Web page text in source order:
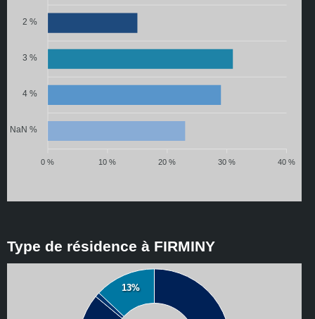
2 %
3 %
4 %
NaN %
40 %
30 %
20 %
10 %
0 %
Type de résidence à FIRMINY
13%